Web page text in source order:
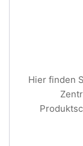
Hier finden